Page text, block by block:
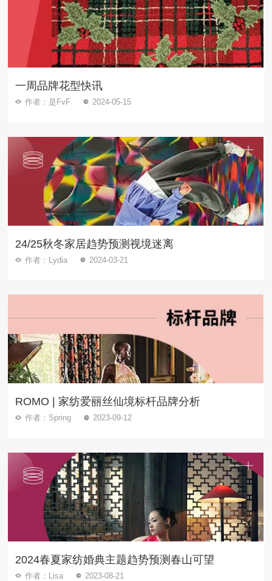
一周品牌花型快讯
作者：是FvF 2024-05-15
24/25秋冬家居趋势预测视境迷离
作者：Lydia 2024-03-21
ROMO | 家纺爱丽丝仙境标杆品牌分析
作者：Spring 2023-09-12
2024春夏家纺婚典主题趋势预测春山可望
作者：Lisa 2023-08-21